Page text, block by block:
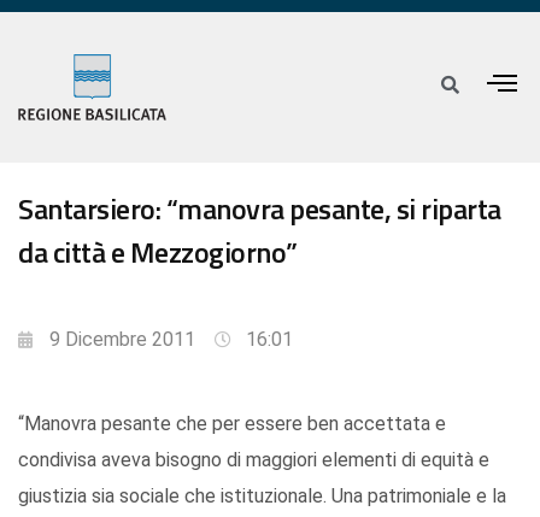
Santarsiero: “manovra pesante, si riparta
da città e Mezzogiorno”
9 Dicembre 2011 16:01
“Manovra pesante che per essere ben accettata e
condivisa aveva bisogno di maggiori elementi di equità e
giustizia sia sociale che istituzionale. Una patrimoniale e la